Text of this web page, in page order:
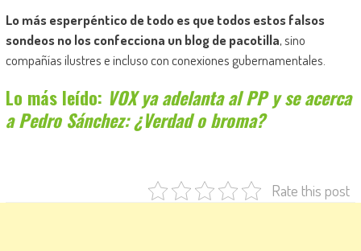
Lo más esperpéntico de todo es que todos estos falsos
sondeos no los confecciona un blog de pacotilla, sino
compañías ilustres e incluso con conexiones gubernamentales.
Lo más leído: VOX ya adelanta al PP y se acerca
a Pedro Sánchez: ¿Verdad o broma?
Rate this post